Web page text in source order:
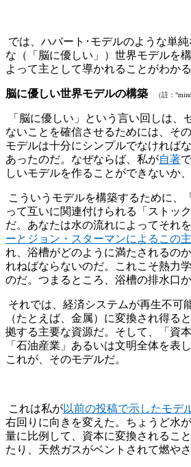
では、ハバート･モデルのような単
な（「脳に優しい」）世界モデルを
よって主として導かれることがわかる
脳に優しい世界モデルの構築 （註：
「脳に優しい」という言い回しは、
ないことを確信させるためには、そ
モデルは十分にシンプルでなければ
あったのだ。なぜならば、私が自著
しいモデルを作ることができないか
こういうモデルを構築するために、
って互いに関連付けられる「ストッ
だ。あなたは水の流れによってそれ
ーとジョン・スターマンによるこの
れ、浴槽がどのように満たされるの
れねばならないのだ。これこそ熱力
のだ。つまるところ、浴槽の排水口
それでは、経済システムが再生不可
（たとえば、金属）に変換され得
拠する主要な資源だ。そして、「資
「石油産業」あるいは文明全体を表
これが、そのモデルだ。
これは私が以前の投稿で示したモデ
右回りに向きを変えた。ちょうど水
量に比例して、資本に変換されるこ
たり、天然ガスがベントされて燃や